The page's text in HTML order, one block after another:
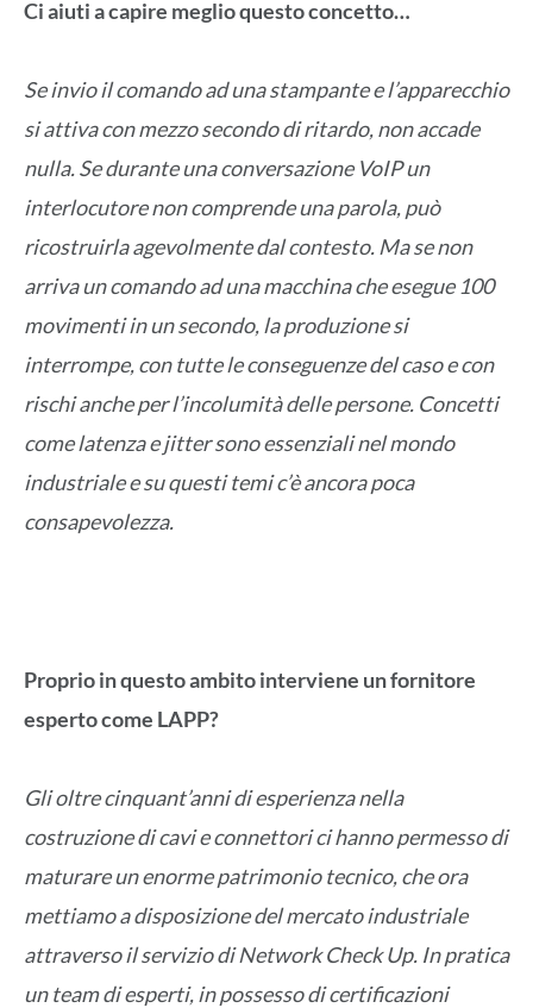
Ci aiuti a capire meglio questo concetto…
Se invio il comando ad una stampante e l’apparecchio
si attiva con mezzo secondo di ritardo, non accade
nulla. Se durante una conversazione VoIP un
interlocutore non comprende una parola, può
ricostruirla agevolmente dal contesto. Ma se non
arriva un comando ad una macchina che esegue 100
movimenti in un secondo, la produzione si
interrompe, con tutte le conseguenze del caso e con
rischi anche per l’incolumità delle persone. Concetti
come latenza e jitter sono essenziali nel mondo
industriale e su questi temi c’è ancora poca
consapevolezza.
Proprio in questo ambito interviene un fornitore
esperto come LAPP?
Gli oltre cinquant’anni di esperienza nella
costruzione di cavi e connettori ci hanno permesso di
maturare un enorme patrimonio tecnico, che ora
mettiamo a disposizione del mercato industriale
attraverso il servizio di Network Check Up. In pratica
un team di esperti, in possesso di certificazioni